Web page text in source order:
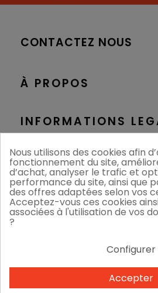
CONTACTEZ NOUS
À PROPOS
INFORMATIONS
NOS BOUTIQUES
Nous
Nous utilisons des cookies afin
fonctionnement du site,
d’achat, analyser le trafic et
performance du site, ainsi que
des offres adaptées selon vos
Acceptez-vous ces cookies
associées à l'utilisation de vos
?
Configurer
Accepter